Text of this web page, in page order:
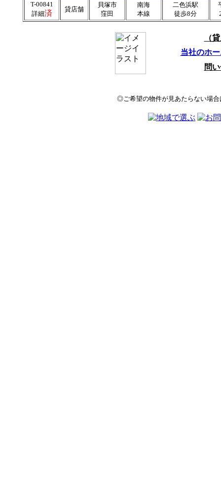
T-00841
詳細済 貸店舗
貝塚市
窪田
南海
本線
二色浜駅
徒歩8分
（
当社のホ
問
◎ご希望の物件が見あたらない場